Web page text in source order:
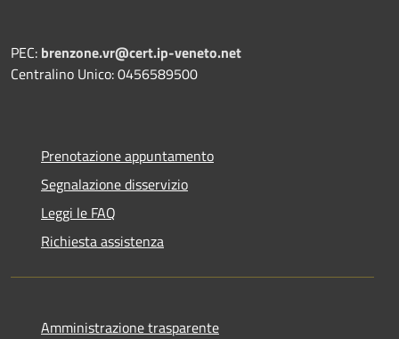
PEC: brenzone.vr@cert.ip-veneto.net
Centralino Unico: 0456589500
Prenotazione appuntamento
Segnalazione disservizio
Leggi le FAQ
Richiesta assistenza
Amministrazione trasparente